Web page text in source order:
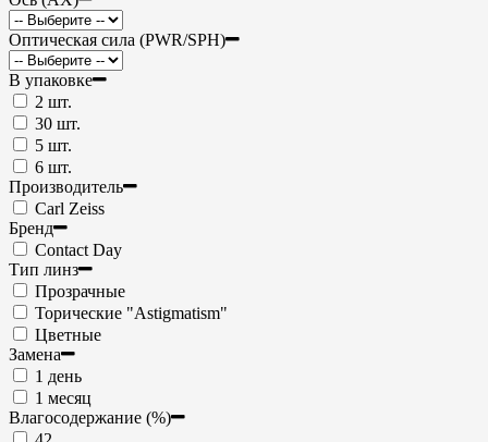
Оптическая сила (PWR/SPH)
В упаковке
2 шт.
30 шт.
5 шт.
6 шт.
Производитель
Carl Zeiss
Бренд
Contact Day
Тип линз
Прозрачные
Торические "Astigmatism"
Цветные
Замена
1 день
1 месяц
Влагосодержание (%)